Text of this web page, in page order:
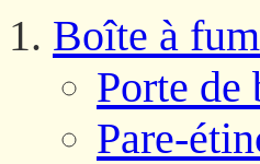
Boîte à
Porte de
Pare-